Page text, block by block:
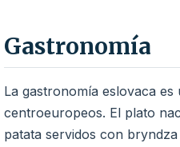
Gastronomía
La gastronomía eslovaca
centroeuropeos. El plato
patata servidos con